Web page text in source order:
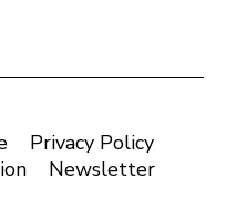
Privacy Policy
Newsletter